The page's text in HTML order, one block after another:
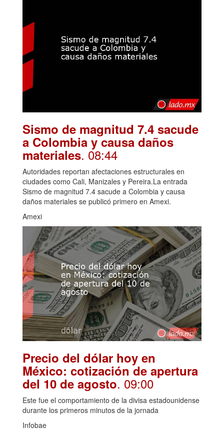
Sismo de magnitud 7.4 sacude
a Colombia y causa daños
materiales. 08:44
Autoridades reportan afectaciones estructurales en
ciudades como Cali, Manizales y Pereira.La entrada
Sismo de magnitud 7.4 sacude a Colombia y causa
daños materiales se publicó primero en Amexi.
Amexi
Precio del dólar hoy en
México: cotización de apertura
del 10 de agosto. 09:00
Este fue el comportamiento de la divisa estadounidense
durante los primeros minutos de la jornada
Infobae